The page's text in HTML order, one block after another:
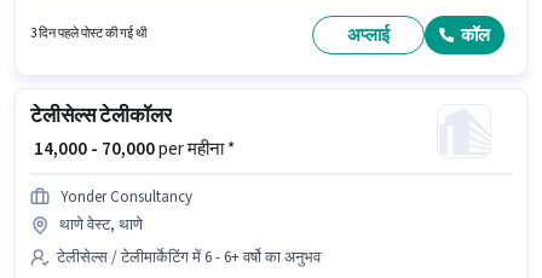
मिलेंगे। यह एक फुल टाइम भूमिका है, जिसमें फ्लेक्सिबल शिफ्ट और Others प्रति सप्ताह है।
इस भूमिका में Fixed + Incentives वेतन संरचना मिलती है।
3 दिन पहले पोस्ट की गई थी अप्लाई कॉल
टेलीसेल्स टेलीकॉलर
₹ 14,000 - 70,000per महीना *
Yonder Consultancy
थाणे वेस्ट, थाणे
टेलीसेल्स / टेलीमार्केटिंग में 6 - 6+ वर्षो का अनुभव